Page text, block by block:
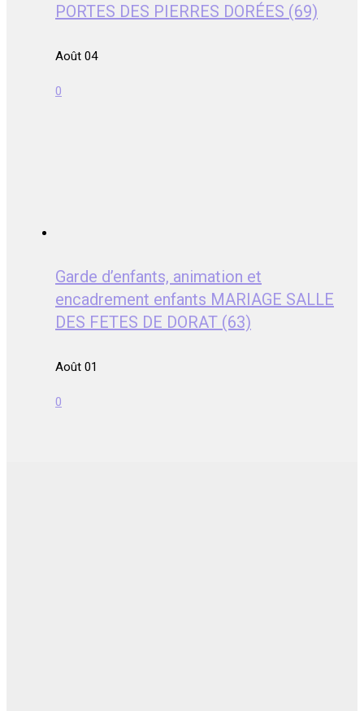
PORTES DES PIERRES DORÉES (69)
Août 04
0
Garde d’enfants, animation et
encadrement enfants MARIAGE SALLE
DES FETES DE DORAT (63)
Août 01
0